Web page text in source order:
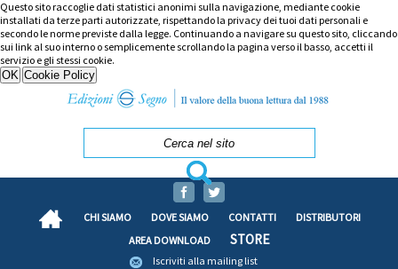
Questo sito raccoglie dati statistici anonimi sulla navigazione, mediante cookie
installati da terze parti autorizzate, rispettando la privacy dei tuoi dati personali e
secondo le norme previste dalla legge. Continuando a navigare su questo sito, cliccando
sui link al suo interno o semplicemente scrollando la pagina verso il basso, accetti il
servizio e gli stessi cookie.
CHI SIAMO DOVE SIAMO CONTATTI
DISTRIBUTORI
AREA DOWNLOAD
STORE
Iscriviti alla mailing list